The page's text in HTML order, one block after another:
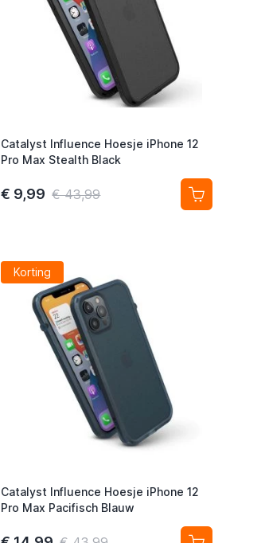
Catalyst Influence Hoesje iPhone 12
Pro Max Stealth Black
€ 9,99 € 43,99
Korting
Catalyst Influence Hoesje iPhone 12
Pro Max Pacifisch Blauw